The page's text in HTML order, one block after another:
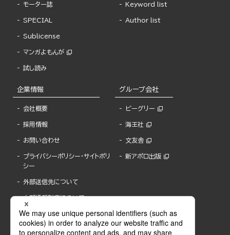
モーター誌
SPECIAL
Sublicense
マンガよもんが
試し読み
Keyword list
Author list
企業情報
会社概要
採用情報
お問い合わせ
プライバシーポリシー・サイトポリ
シー
外部送信先について
内部通報制度について
グループ会社
ビーグリー
海王社
文友舎
新アポロ出版